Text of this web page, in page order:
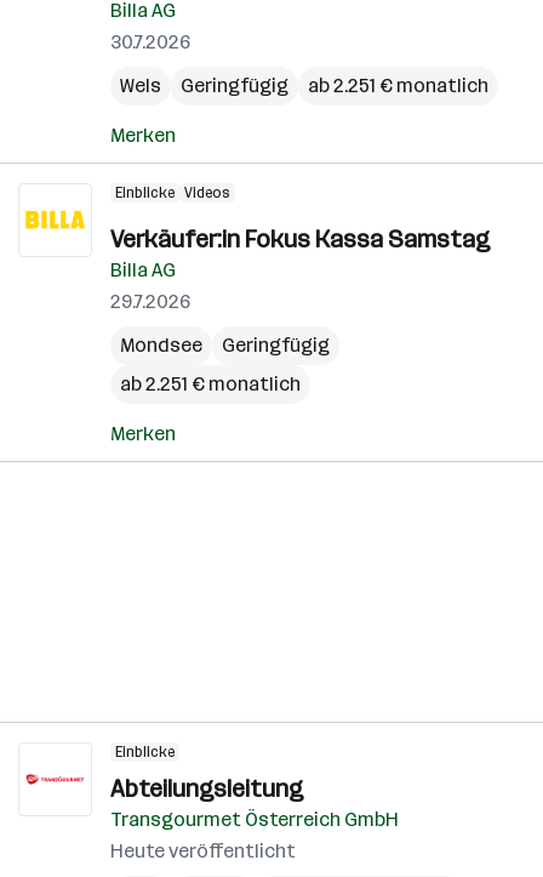
Billa AG
30.7.2026
Wels
Geringfügig ab 2.251 € monatlich
Merken
Einblicke Videos
Verkäufer:in Fokus Kassa Samstag
Billa AG
29.7.2026
Mondsee
Geringfügig
ab 2.251 € monatlich
Merken
Einblicke
Abteilungsleitung
Transgourmet Österreich GmbH
Heute veröffentlicht